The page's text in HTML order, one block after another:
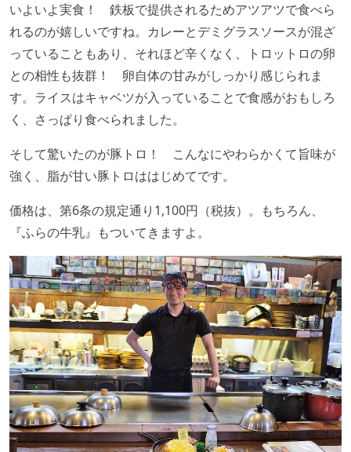
いよいよ実食！ 鉄板で提供されるためアツアツで食べら
れるのが嬉しいですね。カレーとデミグラスソースが混ざ
っていることもあり、それほど辛くなく、トロットロの卵
との相性も抜群！ 卵自体の甘みがしっかり感じられま
す。ライスはキャベツが入っていることで食感がおもしろ
く、さっぱり食べられました。
そして驚いたのが豚トロ！ こんなにやわらかくて旨味が
強く、脂が甘い豚トロははじめてです。
価格は、第6条の規定通り1,100円（税抜）。もちろん、
『ふらの牛乳』もついてきますよ。